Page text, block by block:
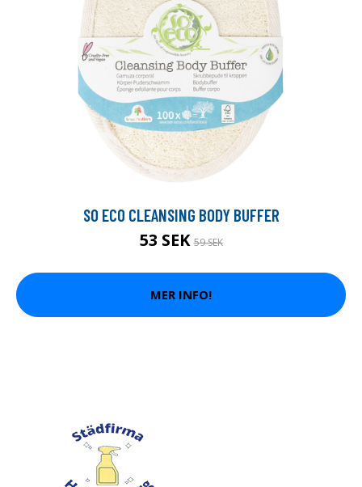
SO ECO CLEANSING BODY BUFFER
53 SEK59 SEK
MER INFO!